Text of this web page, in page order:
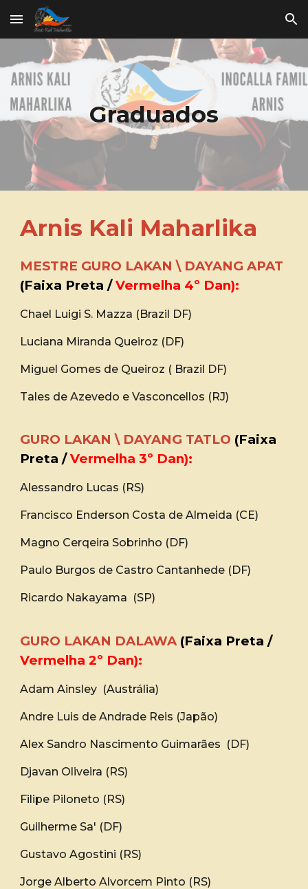
Skip to main content Skip to navigation
Graduados
Arnis Kali Maharlika
MESTRE GURO LAKAN \ DAYANG APAT
(Faixa Preta /Vermelha 4º Dan):
Chael Luigi S. Mazza (Brazil DF)
Luciana Miranda Queiroz (DF)
Miguel Gomes de Queiroz ( Brazil DF)
Tales de Azevedo e Vasconcellos (RJ)
GURO LAKAN \ DAYANG TATLO (Faixa
Preta /Vermelha 3º Dan):
Alessandro Lucas (RS)
Francisco Enderson Costa de Almeida (CE)
Magno Cerqeira Sobrinho (DF)
Paulo Burgos de Castro Cantanhede (DF)
Ricardo Nakayama (SP)
GURO LAKAN DALAWA (Faixa Preta /
Vermelha 2º Dan):
Adam Ainsley (Austrália)
Andre Luis de Andrade Reis (Japão)
Alex Sandro Nascimento Guimarães (DF)
Djavan Oliveira (RS)
Filipe Piloneto (RS)
Guilherme Sa' (DF)
Gustavo Agostini (RS)
Jorge Alberto Alvorcem Pinto (RS)